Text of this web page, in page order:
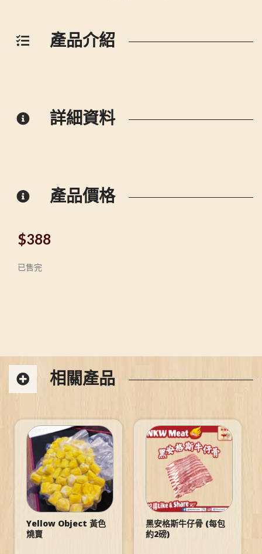
產品介紹
詳細資料
產品價格
$388
已售完
相關產品
Yellow Object 黃色
燒賣
黑安格斯牛仔骨 (每包
約2磅)